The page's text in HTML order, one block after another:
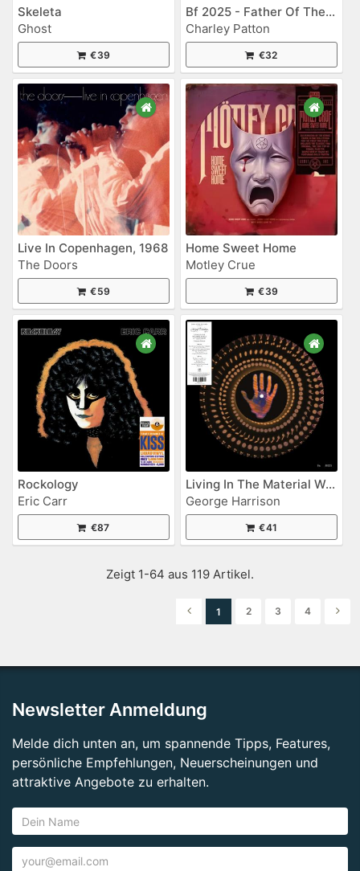
Skeleta
Ghost
€39
Bf 2025 - Father Of The Delta Blues Vol. 2
Charley Patton
€32
Live In Copenhagen, 1968
The Doors
€59
Home Sweet Home
Motley Crue
€39
Rockology
Eric Carr
€87
Living In The Material World
George Harrison
€41
Zeigt 1-64 aus 119 Artikel.
1 2 3 4
Newsletter Anmeldung
Melde dich unten an, um spannende Tipps, Features,
persönliche Empfehlungen, Neuerscheinungen und
attraktive Angebote zu erhalten.